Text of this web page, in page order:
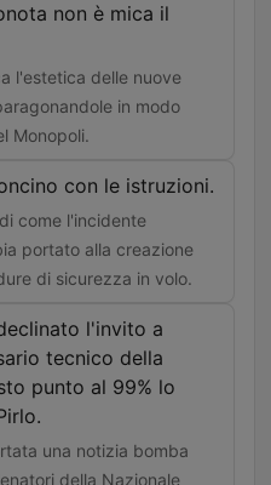
non è mica il
l'estetica delle nuove
in modo
Monopoli.
con le istruzioni.
come l'incidente
portato alla creazione
di sicurezza in volo.
l'invito a
tecnico della
punto al 99% lo
una notizia bomba
della Nazionale